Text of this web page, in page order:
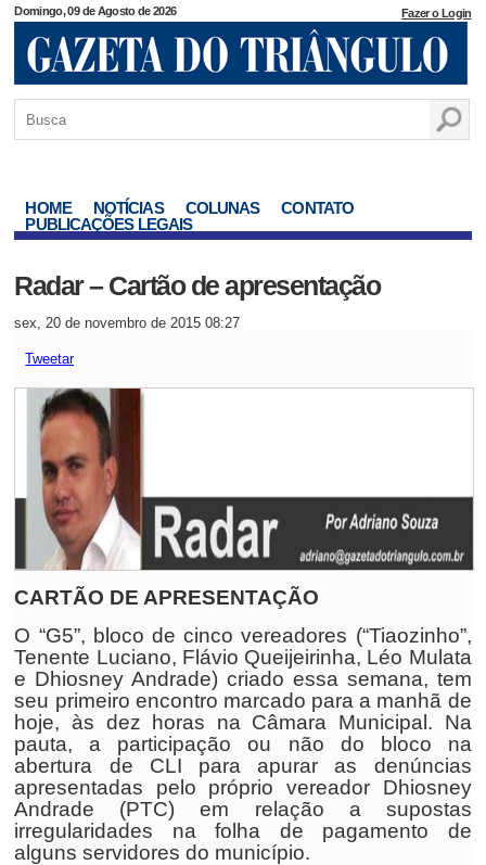
Domingo, 09 de Agosto de 2026 Fazer o Login
HOME NOTÍCIAS COLUNAS
CONTATO
PUBLICAÇÕES LEGAIS
Radar – Cartão de apresentação
sex, 20 de novembro de 2015 08:27
Tweetar
CARTÃO DE APRESENTAÇÃO
O “G5”, bloco de cinco vereadores (“Tiaozinho”,
Tenente Luciano, Flávio Queijeirinha, Léo Mulata
e Dhiosney Andrade) criado essa semana, tem
seu primeiro encontro marcado para a manhã de
hoje, às dez horas na Câmara Municipal. Na
pauta, a participação ou não do bloco na
abertura de CLI para apurar as denúncias
apresentadas pelo próprio vereador Dhiosney
Andrade (PTC) em relação a supostas
irregularidades na folha de pagamento de
alguns servidores do município.